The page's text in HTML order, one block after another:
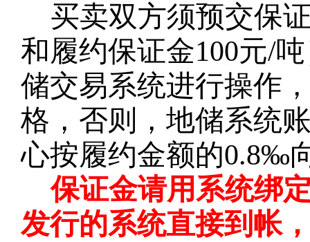
买卖双方须预交保
和履约保证金100元/
储交易系统进行操作
格，否则，地储系统
心按履约金额的0.8‰
保证金请用系统绑
发行的系统直接到帐